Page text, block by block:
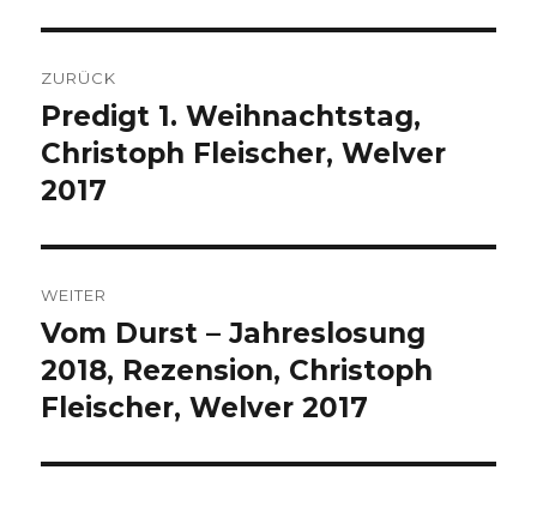
ZURÜCK
Vorheriger
Beitrag:
Predigt 1. Weihnachtstag,
Christoph Fleischer, Welver
2017
WEITER
Nächster
Beitrag:
Vom Durst – Jahreslosung
2018, Rezension, Christoph
Fleischer, Welver 2017